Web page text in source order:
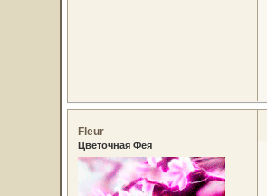
Fleur
Цветочная Фея